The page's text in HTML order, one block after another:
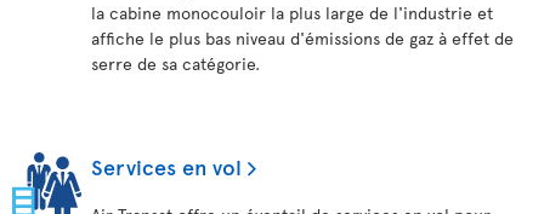
la cabine monocouloir la plus large de l'industrie et
affiche le plus bas niveau d'émissions de gaz à effet de
serre de sa catégorie.
Services en vol